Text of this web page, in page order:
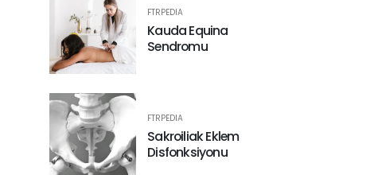
FTRPEDIA
Kauda Equina
Sendromu
FTRPEDIA
Sakroiliak Eklem
Disfonksiyonu